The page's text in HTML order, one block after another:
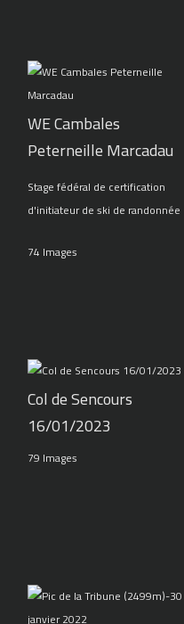
WE Cambales
Peterneille Marcadau
Stage fédéral de certification
d'initiateur de ski de randonnée
74 Images
Col de Sencours
16/01/2023
79 Images